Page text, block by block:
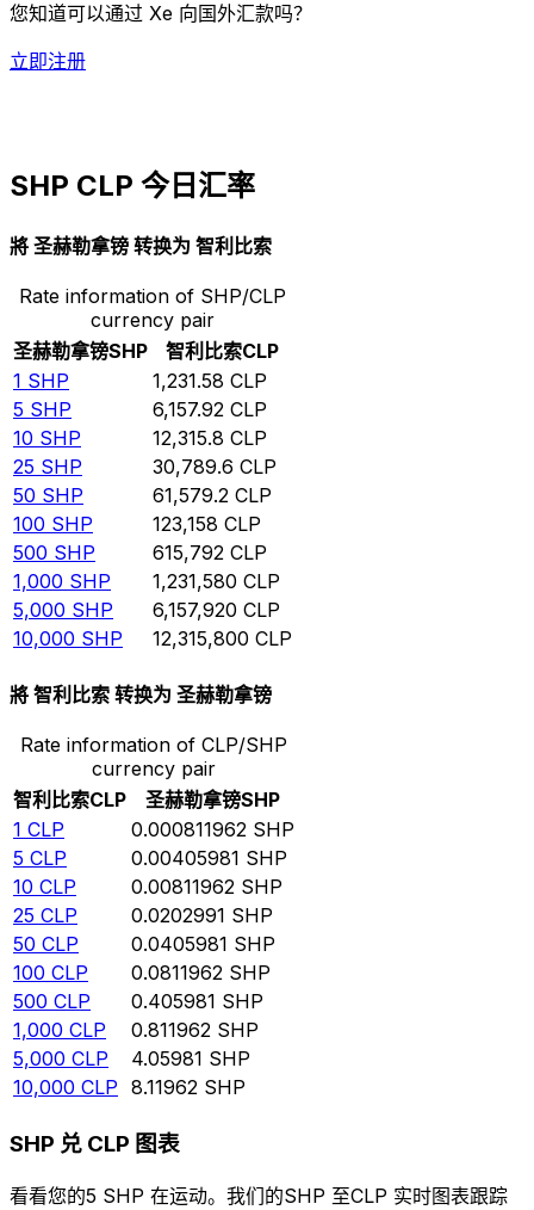
您知道可以通过 Xe 向国外汇款吗？
立即注册
SHP CLP 今日汇率
將 圣赫勒拿镑 转换为 智利比索
Rate information of SHP/CLP
currency pair
圣赫勒拿镑SHP 智利比索CLP
1 SHP 1,231.58 CLP
5 SHP 6,157.92 CLP
10 SHP 12,315.8 CLP
25 SHP 30,789.6 CLP
50 SHP 61,579.2 CLP
100 SHP 123,158 CLP
500 SHP 615,792 CLP
1,000 SHP 1,231,580 CLP
5,000 SHP 6,157,920 CLP
10,000 SHP 12,315,800 CLP
將 智利比索 转换为 圣赫勒拿镑
Rate information of CLP/SHP
currency pair
智利比索CLP 圣赫勒拿镑SHP
1 CLP 0.000811962 SHP
5 CLP 0.00405981 SHP
10 CLP 0.00811962 SHP
25 CLP 0.0202991 SHP
50 CLP 0.0405981 SHP
100 CLP 0.0811962 SHP
500 CLP 0.405981 SHP
1,000 CLP 0.811962 SHP
5,000 CLP 4.05981 SHP
10,000 CLP 8.11962 SHP
SHP 兑 CLP 图表
看看您的5 SHP 在运动。我们的SHP 至CLP 实时图表跟踪